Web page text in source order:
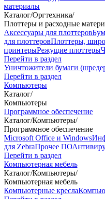
материалы
Каталог/Оргтехника/
Плоттеры и расходные
Аксессуары для плоттеров
для плоттеровПлоттеры,
принтерыРежущие плоттеры
Перейти в раздел
Уничтожители бумаги
Перейти в раздел
Компьютеры
Каталог/
Компьютеры
Программное обеспечение
Каталог/Компьютеры/
Программное обеспечение
Microsoft Office и Windows
для ZebraПрочее ПО
Перейти в раздел
Компьютерная мебель
Каталог/Компьютеры/
Компьютерная мебель
Компьютерные кресла